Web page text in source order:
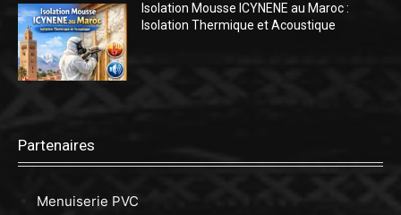
Isolation Mousse ICYNENE au Maroc :
Isolation Thermique et Acoustique
Partenaires
Menuiserie PVC